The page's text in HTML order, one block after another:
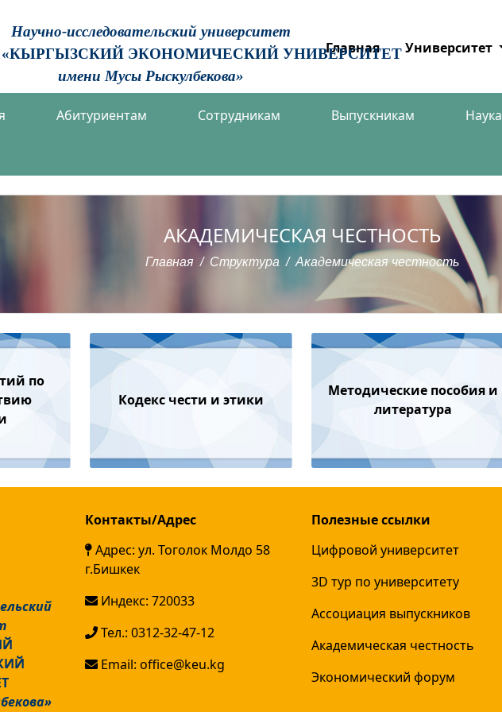
Научно-исследовательский университет
«КЫРГЫЗСКИЙ ЭКОНОМИЧЕСКИЙ УНИВЕРСИТЕТ
имени Мусы Рыскулбекова»
Главная Университет
Абитуриентам Сотрудникам Выпускникам Наука
АКАДЕМИЧЕСКАЯ ЧЕСТНОСТЬ
Главная Структура Академическая честность
по
Кодекс чести и этики
Методические пособия и
литература
Контакты/Адрес
Адрес: ул. Тоголок Молдо 58
г.Бишкек
Индекс: 720033
Тел.: 0312-32-47-12
Email: office@keu.kg
Полезные ссылки
Цифровой университет
3D тур по университету
Ассоциация выпускников
Академическая честность
Экономический форум